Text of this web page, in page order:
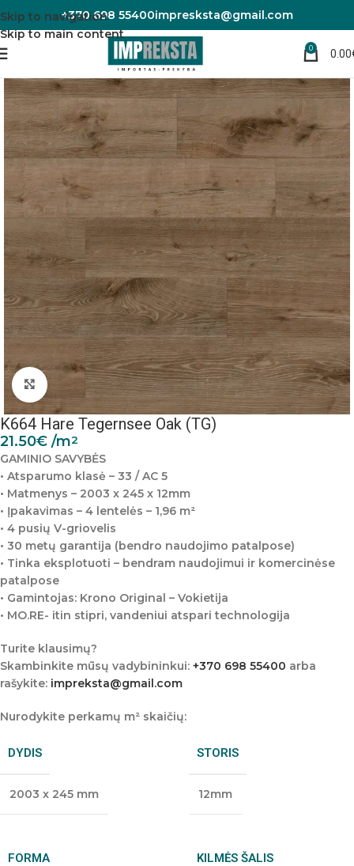
Skip to navigation
Skip to main content
+370 698 55400impresksta@gmail.com
0 0.00
Pradžia Laminuotos grindys
Padidinti nuotrauką
K664 Hare Tegernsee Oak (TG)
21.50€ /m2
GAMINIO SAVYBĖS
• Atsparumo klasė – 33 / AC 5
• Matmenys – 2003 x 245 x 12mm
• Įpakavimas – 4 lentelės – 1,96 m²
• 4 pusių V-griovelis
• 30 metų garantija (bendro naudojimo patalpose)
• Tinka eksplotuoti – bendram naudojimui ir komercinėse
patalpose
• Gamintojas: Krono Original – Vokietija
• MO.RE- itin stipri, vandeniui atspari technologija
Turite klausimų?
Skambinkite mūsų vadybininkui: +370 698 55400 arba
rašykite: impreksta@gmail.com
Nurodykite perkamų m² skaičių:
DYDIS
2003 x 245 mm
STORIS
12mm
FORMA KILMĖS ŠALIS